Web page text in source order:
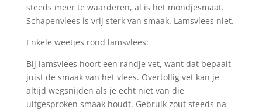
steeds meer te waarderen, al is het mondjesmaat.
Schapenvlees is vrij sterk van smaak. Lamsvlees niet.
Enkele weetjes rond lamsvlees:
Bij lamsvlees hoort een randje vet, want dat bepaalt
juist de smaak van het vlees. Overtollig vet kan je
altijd wegsnijden als je echt niet van die
uitgesproken smaak houdt. Gebruik zout steeds na